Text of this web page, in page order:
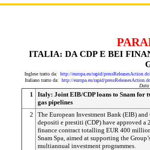
ITALIA: DA CDP E BEI
Inglese tratto da:
http://europa.eu/rapid/
Italiano tratto da: http://europa.eu/rapid/
Data
1
Italy: Joint EIB/CDP loans to Snam for
gas pipelines
2
The European Investment Bank (EIB) and
depositi e prestiti (CDP) have approved a
finance contract totalling EUR 400
Snam Spa, aimed at supporting the
multiannual investment programmes.